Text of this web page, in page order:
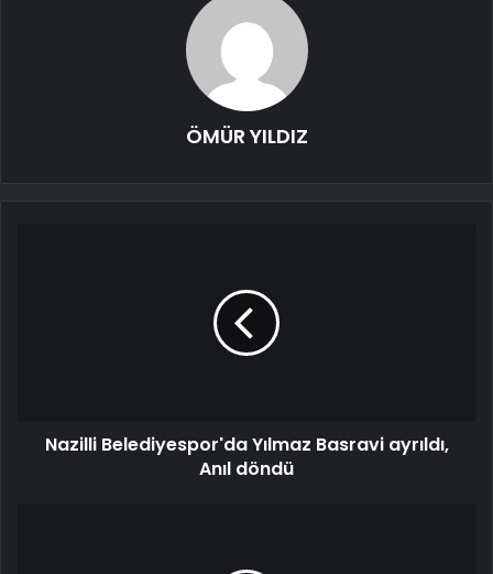
ÖMÜR YILDIZ
Nazilli Belediyespor'da Yılmaz Basravi ayrıldı,
Anıl döndü